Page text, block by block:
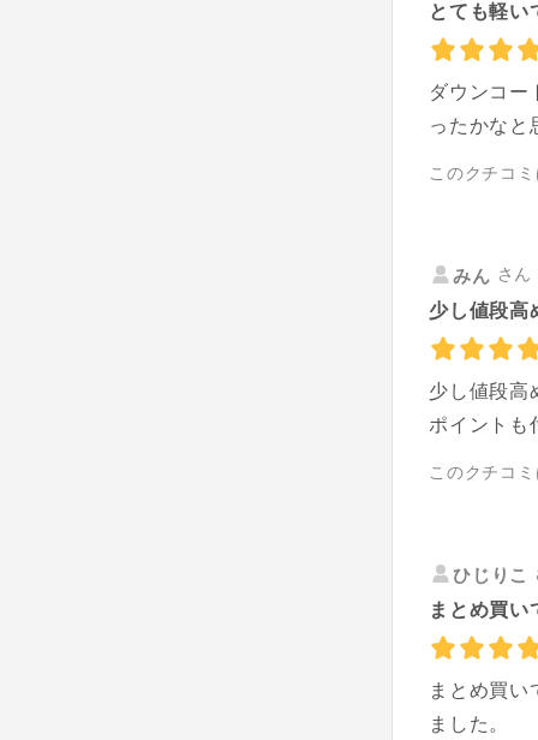
とても軽い
ダウンコー
ったかなと
このクチコ
みん さ
少し値段高
少し値段高
ポイントも
このクチコ
ひじりこ
まとめ買い
まとめ買
ました。